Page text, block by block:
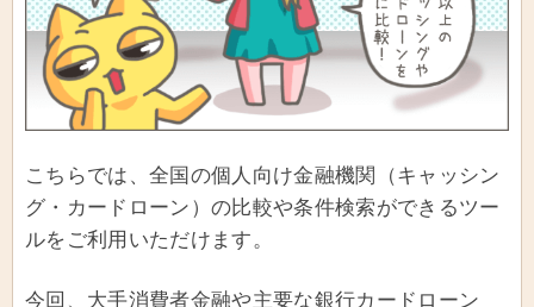
こちらでは、全国の個人向け金融機関（キャッシン
グ・カードローン）の比較や条件検索ができるツー
ルをご利用いただけます。
今回、大手消費者金融や主要な銀行カードローン